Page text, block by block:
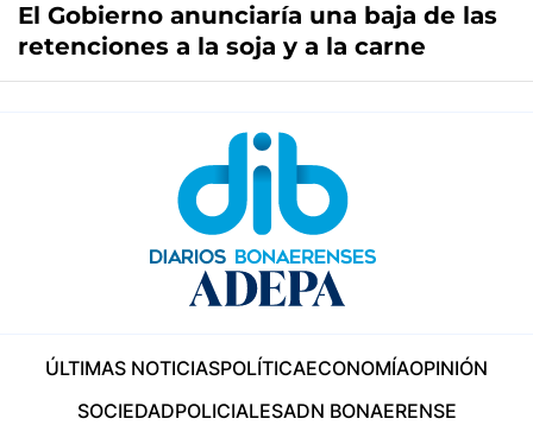
El Gobierno anunciaría una baja de las
retenciones a la soja y a la carne
ÚLTIMAS NOTICIASPOLÍTICAECONOMÍAOPINIÓN
SOCIEDADPOLICIALESADN BONAERENSE